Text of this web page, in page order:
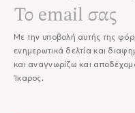
Με την υποβολή αυτής της
ενημερωτικά δελτία και
και αναγνωρίζω και
Ίκαρος.